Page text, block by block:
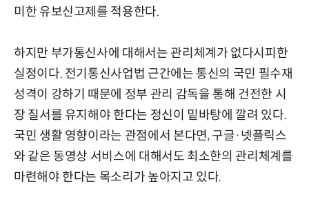
미한 유보신고제를 적용한다.
하지만 부가통신사에 대해서는 관리체계가 없다시피한
실정이다. 전기통신사업법 근간에는 통신의 국민 필수재
성격이 강하기 때문에 정부 관리 감독을 통해 건전한 시
장 질서를 유지해야 한다는 정신이 밑바탕에 깔려 있다.
국민 생활 영향이라는 관점에서 본다면, 구글·넷플릭스
와 같은 동영상 서비스에 대해서도 최소한의 관리체계를
마련해야 한다는 목소리가 높아지고 있다.